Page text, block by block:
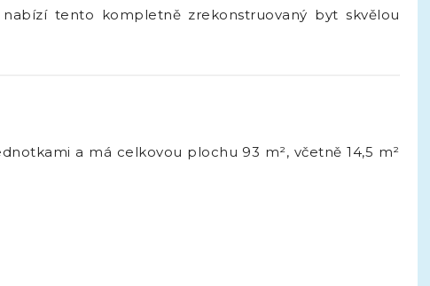
tento kompletně zrekonstruovaný byt skvělou
a má celkovou plochu 93 m², včetně 14,5 m²